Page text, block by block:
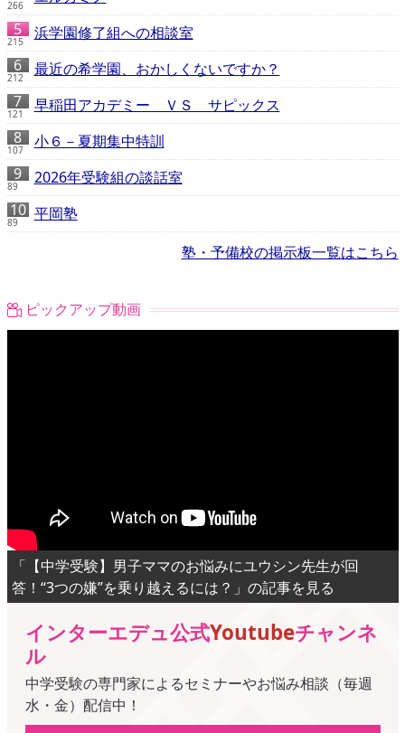
266
215 浜学園修了組への相談室
212 最近の希学園、おかしくないですか？
121 早稲田アカデミー ＶＳ サピックス
107 小６－夏期集中特訓
89 2026年受験組の談話室
89
平岡塾
塾・予備校の掲示板一覧はこちら
ピックアップ動画
「【中学受験】男子ママのお悩みにユウシン先生が回
答！“3つの嫌”を乗り越えるには？」の記事を見る
インターエデュ公式Youtubeチャンネ
ル
中学受験の専門家によるセミナーやお悩み相談（毎週
水・金）配信中！